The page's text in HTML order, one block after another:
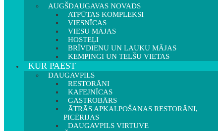
AUGŠDAUGAVAS NOVADS
ATPŪTAS KOMPLEKSI
VIESNĪCAS
VIESU MĀJAS
HOSTEĻI
BRĪVDIENU UN LAUKU MĀJAS
KEMPINGI UN TELŠU VIETAS
KUR PAĒST
DAUGAVPILS
RESTORĀNI
KAFEJNĪCAS
GASTROBĀRS
ĀTRĀS APKALPOŠANAS RESTORĀNI,
PICĒRIJAS
DAUGAVPILS VIRTUVE